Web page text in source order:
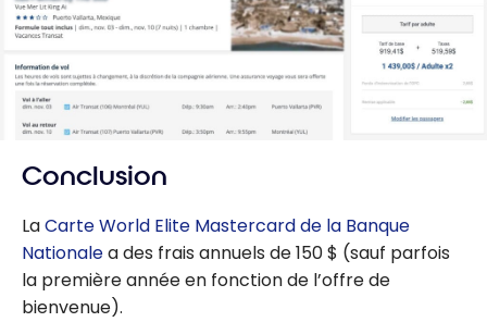
Conclusion
LaCarte World Elite Mastercard de la Banque
Nationalea des frais annuels de 150 $ (sauf parfois
la première année en fonction de l’offre de
bienvenue).